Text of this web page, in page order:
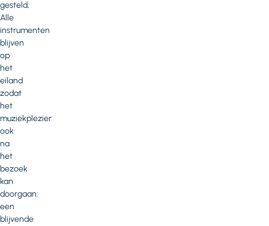
gesteld,
Alle
instrumenten
blijven
op
het
eiland
zodat
het
muziekplezier
ook
na
het
bezoek
kan
doorgaan:
een
blijvende